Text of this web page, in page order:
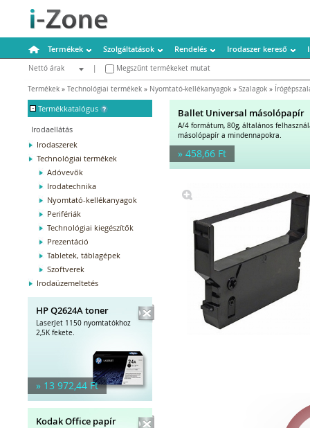
Termékek Szolgáltatások Rendelés Irodaszer kereső
Nettó árak
Megszűnt termékeket mutat
Termékek » Technológiai termékek » Nyomtató-kellékanyagok » Szalagok »
- Termékkatalógus
Irodaellátás
Irodaszerek
Technológiai termékek
Adóvevők
Irodatechnika
Nyomtató-kellékanyagok
Perifériák
Technológiai kiegészítők
Prezentáció
Tabletek, táblagépek
Szoftverek
Irodaüzemeltetés
HP Q2624A toner
LaserJet 1150 nyomtatókhoz
2,5K fekete.
» 13 972,44 Ft
Kodak Office papír
Ballet Universal másolópapír
A/4 formátum, 80g, általános
másolópapír a mindennapokra.
» 458,66 Ft